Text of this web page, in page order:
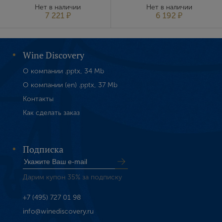
Нет в наличии
7 221 ₽
Нет в наличии
6 192 ₽
Wine Discovery
О компании .pptx, 34 Mb
О компании (en) .pptx, 37 Mb
Контакты
Как сделать заказ
Подписка
Дарим купон 35% за подписку
+7 (495) 727 01 98
info@winediscovery.ru
Пароль
Я согласен с условиями
скидкой